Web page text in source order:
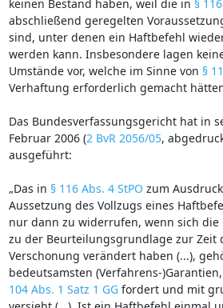
keinen Bestand haben, weil die in §
abschließend geregelten
sind, unter denen ein Haftbefehl
werden kann. Insbesondere lagen
Umstände vor, welche im Sinne von §
Verhaftung erforderlich gemacht
Das Bundesverfassungsgericht hat in
Februar 2006 (2 BvR 2056/05,
ausgeführt:
„Das in § 116 Abs. 4 StPO zum
Aussetzung des Vollzugs eines
nur dann zu widerrufen, wenn sich die
zu der Beurteilungsgrundlage zur Zeit
Verschonung verändert haben (...),
bedeutsamsten (Verfahrens-
104 Abs. 1 Satz 1 GGfordert und mit